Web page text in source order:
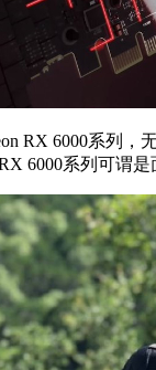
6000系列，
6000系列可谓